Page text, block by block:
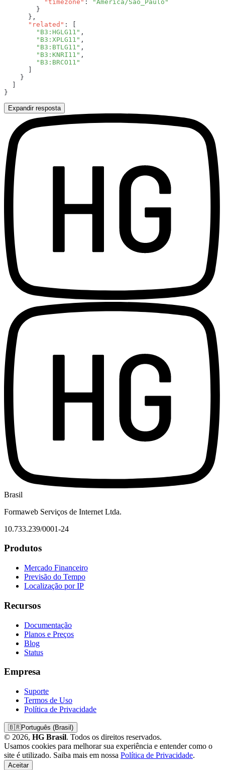
          "timezone"
:
      "related"
        "B3:HGLG11"
        "B3:XPLG11"
        "B3:BTLG11"
        "B3:KNRI11"
Expandir resposta
Brasil
Formaweb Serviços de Internet Ltda.
10.733.239/0001-24
Produtos
Mercado Financeiro
Previsão do Tempo
Localização por IP
Recursos
Documentação
Planos e Preços
Blog
Status
Empresa
Suporte
Termos de Uso
Política de Privacidade
🇧🇷Português (Brasil)
© 2026, HG Brasil. Todos os direitos reservados.
Usamos cookies para melhorar sua experiência e entender como o
site é utilizado. Saiba mais em nossa Política de Privacidade.
Aceitar